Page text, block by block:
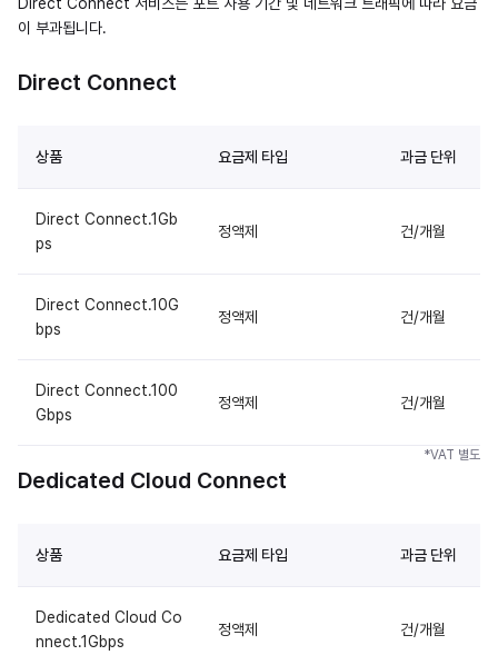
이 부과됩니다.
Direct Connect
상품 요금제 타입 과금 단위
Direct Connect.1Gb
ps
정액제 건/개월
Direct Connect.10G
bps
정액제 건/개월
Direct Connect.100
Gbps
정액제 건/개월
*VAT 별도
Dedicated Cloud Connect
상품 요금제 타입 과금 단위
Dedicated Cloud Co
nnect.1Gbps
정액제 건/개월